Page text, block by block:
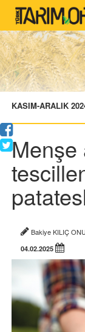
KASIM-ARALIK
Menşe
Bakiye KILIÇ
04.02.2025